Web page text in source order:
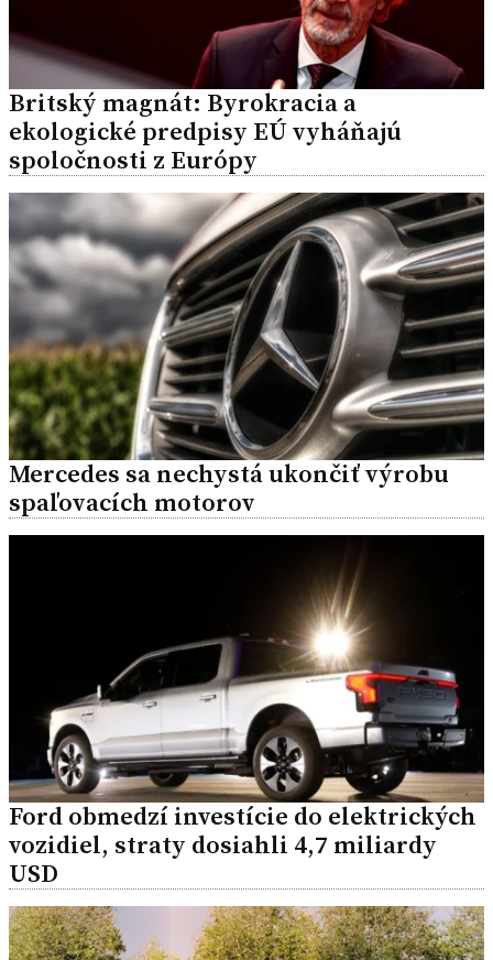
Britský magnát: Byrokracia a
ekologické predpisy EÚ vyháňajú
spoločnosti z Európy
Mercedes sa nechystá ukončiť výrobu
spaľovacích motorov
Ford obmedzí investície do elektrických
vozidiel, straty dosiahli 4,7 miliardy
USD